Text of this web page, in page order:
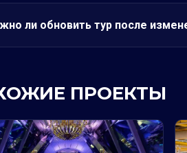
ли обновить тур после
ПРОЕКТЫ